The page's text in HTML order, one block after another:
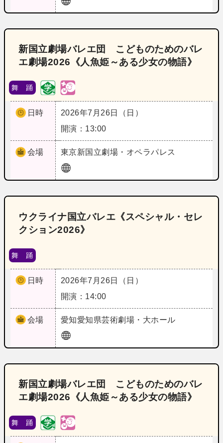
新国立劇場バレエ団 こどものためのバレ
エ劇場2026《人魚姫～ある少女の物語》
舞 踊
日時
2026年7月26日（日）
開演：13:00
会場 東京新国立劇場・オペラパレス
ウクライナ国立バレエ《スペシャル・セレ
クション2026》
舞 踊
日時
2026年7月26日（日）
開演：14:00
会場 愛知愛知県芸術劇場・大ホール
新国立劇場バレエ団 こどものためのバレ
エ劇場2026《人魚姫～ある少女の物語》
舞 踊